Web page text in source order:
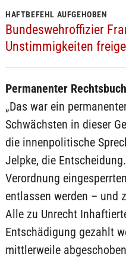
HAFTBEFEHL AUFGEHOBEN
Bundeswehroffizier
Unstimmigkeiten
Permanenter
„Das war ein
Schwächsten in dieser
die innenpolitische
Jelpke, die
Verordnung
entlassen werden – und
Alle zu Unrecht
Entschädigung gezahlt
mittlerweile